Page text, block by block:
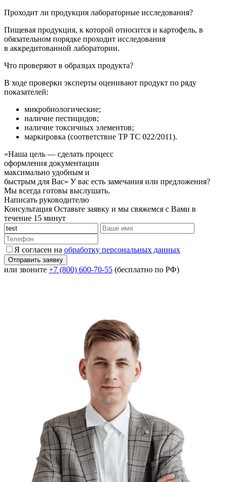
Проходит ли продукция лабораторные исследования?
Пищевая продукция, к которой относится и картофель, в
обязательном порядке проходит исследования
в аккредитованной лаборатории.
Что проверяют в образцах продукта?
В ходе проверки эксперты оценивают продукт по ряду
показателей:
микробиологические;
наличие пестицидов;
наличие токсичных элементов;
маркировка (соответствие ТР ТС 022/2011).
«Наша цель — сделать процесс
оформления документации
максимально удобным и
быстрым для Вас» У вас есть замечания или предложения?
Мы всегда готовы выслушать.
Написать руководителю
Консультация Оставьте заявку и мы свяжемся с Вами в
течение 15 минут
Я согласен на обработку персональных данных
или звоните +7 (800) 600-70-55 (бесплатно по РФ)